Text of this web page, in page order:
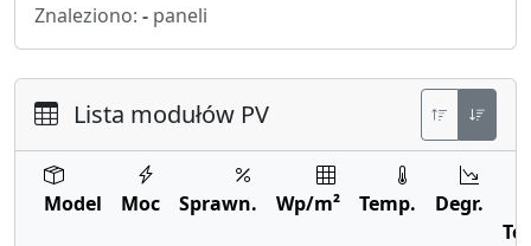
Znaleziono: - paneli
Lista modułów PV
Model Moc Sprawn. Wp/m² Temp.
Degr.